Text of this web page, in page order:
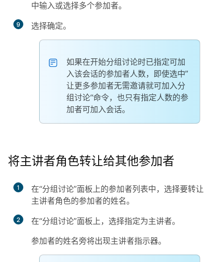
中输入或选择多个参加者。
9 选择确定。
如果在开始分组讨论时已指定可加
入该会话的参加者人数，即使选中”
让更多参加者无需邀请就可加入分
组讨论“命令，也只有指定人数的参
加者可加入会话。
将主讲者角色转让给其他参加者
1
在“分组讨论”面板上的参加者列表中，选择要转让
主讲者角色的参加者的姓名。
2 在“分组讨论”面板上，选择指定为主讲者。
参加者的姓名旁将出现主讲者指示器。